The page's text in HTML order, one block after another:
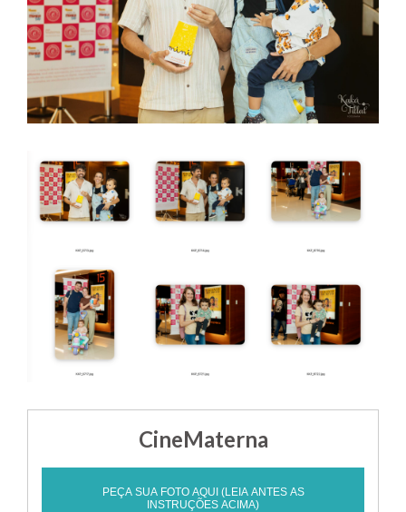
CineMaterna
PEÇA SUA FOTO AQUI (LEIA ANTES AS
INSTRUÇÕES ACIMA)